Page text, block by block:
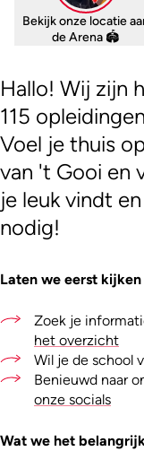
Bekijk onze locatie
de Arena 🏟
Hallo! Wij zijn
115
Voel je thuis
van 't Gooi en
je leuk vindt
nodig!
Laten we eerst
Zoek je
het overzicht
Wil je de school
Benieuwd naar
onze socials
Wat we het